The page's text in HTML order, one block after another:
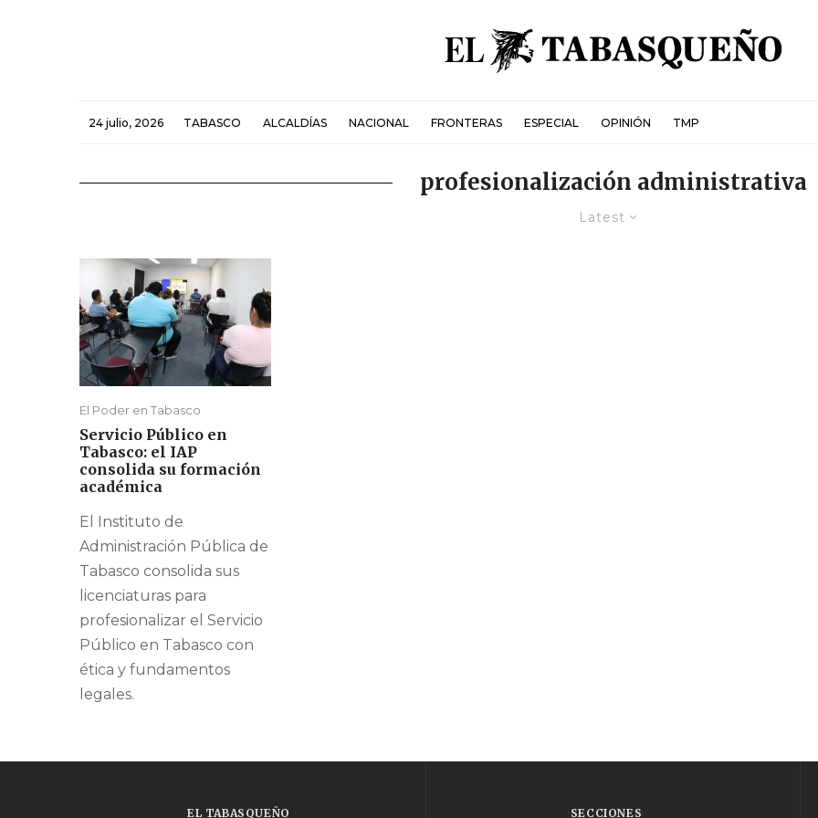
24 julio, 2026 TABASCO ALCALDÍAS NACIONAL FRONTERAS ESPECIAL OPINIÓN TMP
profesionalización administrativa
Latest
El Poder en Tabasco
Servicio Público en
Tabasco: el IAP
consolida su formación
académica
El Instituto de
Administración Pública de
Tabasco consolida sus
licenciaturas para
profesionalizar el Servicio
Público en Tabasco con
ética y fundamentos
legales.
EL TABASQUEÑO SECCIONES